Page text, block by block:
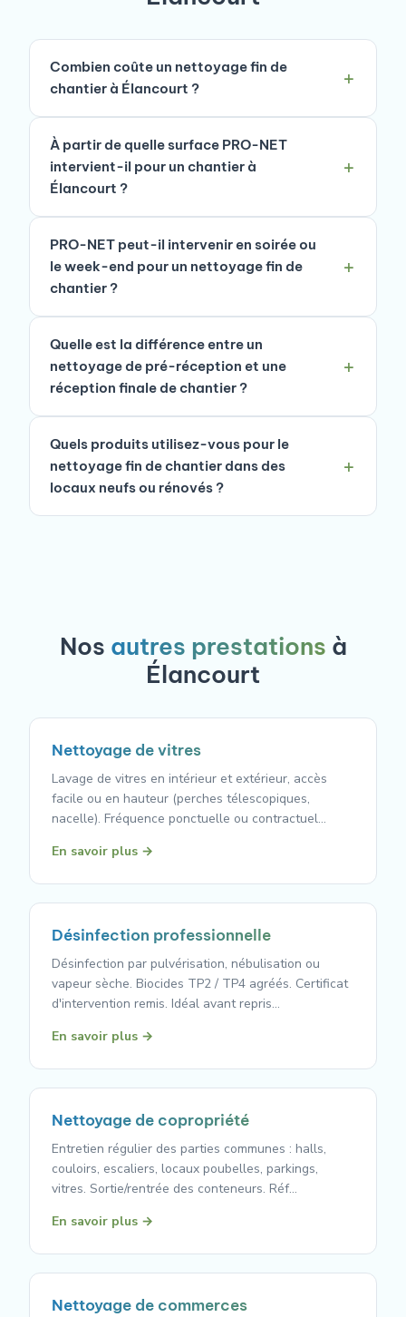
Combien coûte un nettoyage fin de
chantier à Élancourt ?
À partir de quelle surface PRO-NET
intervient-il pour un chantier à
Élancourt ?
PRO-NET peut-il intervenir en soirée ou
le week-end pour un nettoyage fin de
chantier ?
Quelle est la différence entre un
nettoyage de pré-réception et une
réception finale de chantier ?
Quels produits utilisez-vous pour le
nettoyage fin de chantier dans des
locaux neufs ou rénovés ?
Nos autres prestations à
Élancourt
Nettoyage de vitres
Lavage de vitres en intérieur et extérieur, accès
facile ou en hauteur (perches télescopiques,
nacelle). Fréquence ponctuelle ou contractuel…
En savoir plus →
Désinfection professionnelle
Désinfection par pulvérisation, nébulisation ou
vapeur sèche. Biocides TP2 / TP4 agréés. Certificat
d'intervention remis. Idéal avant repris…
En savoir plus →
Nettoyage de copropriété
Entretien régulier des parties communes : halls,
couloirs, escaliers, locaux poubelles, parkings,
vitres. Sortie/rentrée des conteneurs. Réf…
En savoir plus →
Nettoyage de commerces